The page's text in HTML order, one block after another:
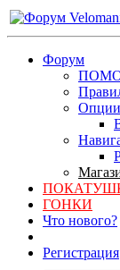
Форум
ГОНКИ
Что нового?
Регистрация